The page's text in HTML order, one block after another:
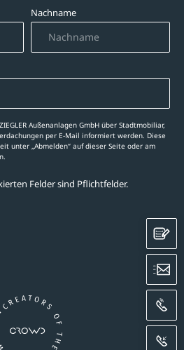
Nachname
Außenanlagen GmbH über Stadtmobiliar,
per E-Mail informiert werden. Diese
unter „Abmelden‘‘ auf dieser Seite oder am
Felder sind Pflichtfelder.